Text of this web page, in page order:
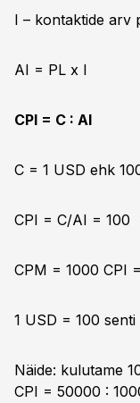
I – kontaktide arv
AI = PL x I
CPI = C : AI
C = 1 USD ehk
CPI = C/AI = 100
CPM = 1000 CPI
1 USD = 100
Näide: kulutame
CPI = 50000 :